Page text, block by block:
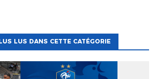
LUS DANS CETTE CATÉGORIE